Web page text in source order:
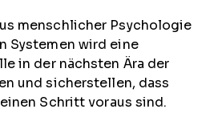
menschlicher Psychologie
Systemen wird eine
in der nächsten Ära der
und sicherstellen, dass
Schritt voraus sind.